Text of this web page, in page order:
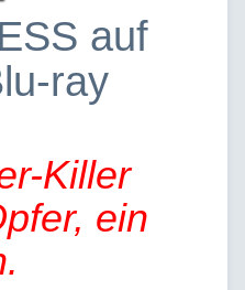
auf
ray
Killer
ein